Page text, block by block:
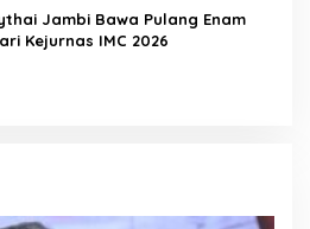
Jambi Bawa Pulang Enam
Kejurnas IMC 2026